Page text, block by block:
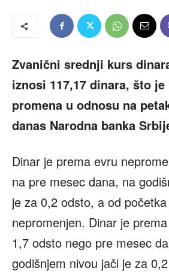
Zvanični srednji kurs
iznosi 117,17 dinara, što je
promena u odnosu na
danas Narodna banka
Dinar je prema evru
na pre mesec dana, na
je za 0,2 odsto, a od
nepromenjen. Dinar je
1,7 odsto nego pre mesec
godišnjem nivou jači je za